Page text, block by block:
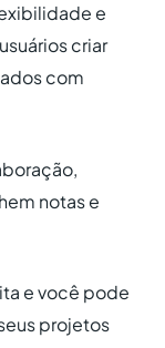
e
criar
com
notas e
e você pode
projetos